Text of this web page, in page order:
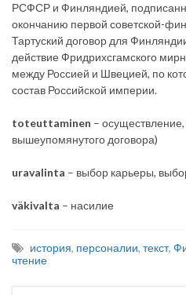
РСФСР и Финляндией,
окончанию первой советской-
Тартуский договор для
действие Фридрихсгамского
между Россией и Швецией, по
состав Российской империи.
toteuttaminen –
вышеупомянутого договора)
uravalinta – выбор карьеры,
väkivalta – насилие
история, персоналии, текст,
чтение